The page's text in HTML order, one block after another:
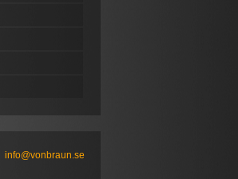
info@vonbraun.se